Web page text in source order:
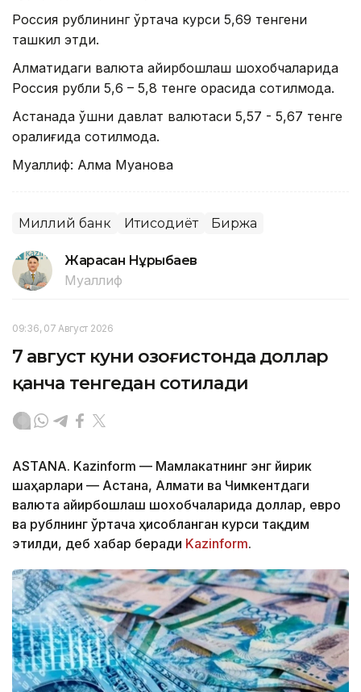
Россия рублининг ўртача курси 5,69 тенгени
ташкил этди.
Алматидаги валюта айирбошлаш шохобчаларида
Россия рубли 5,6 – 5,8 тенге орасида сотилмоқда.
Астанада қўшни давлат валютаси 5,57 - 5,67 тенге
оралиғида сотилмоқда.
Муаллиф: Алма Муқанова
Миллий банк Иқтисодиёт Биржа
Жарасқан Нұрыбаев
Муаллиф
09:36, 07 Август 2026
7 август куни Қозоғистонда доллар
қанча тенгедан сотилади
ASTANA. Kazinform — Мамлакатнинг энг йирик
шаҳарлари — Астана, Алмати ва Чимкентдаги
валюта айирбошлаш шохобчаларида доллар, евро
ва рублнинг ўртача ҳисобланган курси тақдим
этилди, деб хабар беради Kazinform.